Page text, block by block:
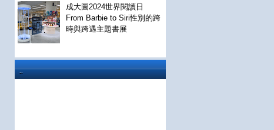
成大圖2024世界閱讀日
From Barbie to Siri性別的跨
時與跨遇主題書展
..